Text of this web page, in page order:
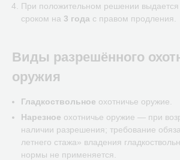
При положительном решении
сроком на 3 года с правом продления.
Виды разрешённого
оружия
Гладкоствольное охотничье оружие.
Нарезное охотничье оружие — при
наличии разрешения; требование
летнего стажа» владения
нормы не применяется.